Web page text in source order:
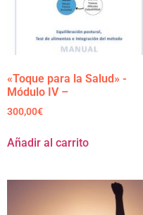
«Toque para la Salud» -
Módulo IV –
300,00€
Añadir al carrito